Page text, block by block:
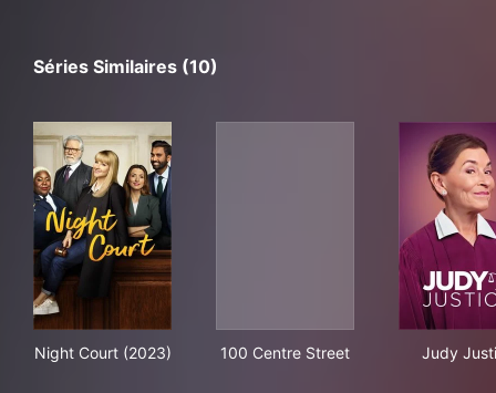
Séries Similaires (10)
Night Court (2023) 100 Centre Street Judy